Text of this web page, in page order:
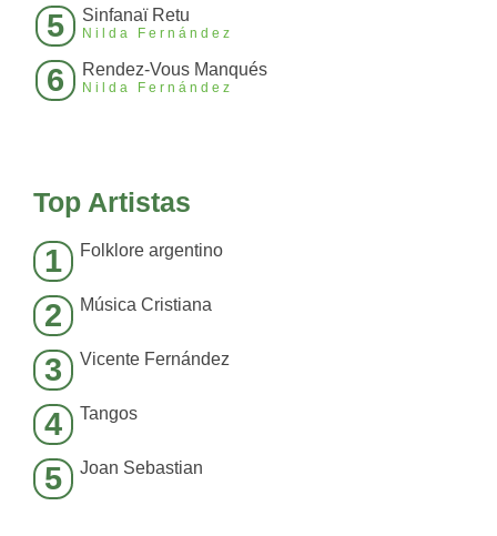
5 Sinfanaï Retu
Nilda Fernández
6 Rendez-Vous Manqués
Nilda Fernández
Top Artistas
1 Folklore argentino
2 Música Cristiana
3 Vicente Fernández
4 Tangos
5 Joan Sebastian